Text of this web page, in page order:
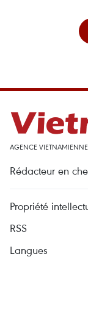
AGENCE
Rédacteur en
Propriété
RSS
Langues